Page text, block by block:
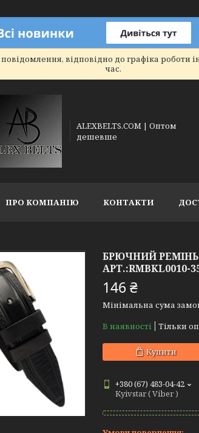
відповідно до графіка
час.
ALEXBELTS.COM | Оптом
дешевше
ПРО КОМПАНІЮ КОНТАКТИ
БРЮЧНИЙ
АРТ.:RMBKL0010-
146 ₴
Мінімальна сума
В наявності
Тільки
Купити
+380 (67) 483-04-42
Kyivstar ( Viber )